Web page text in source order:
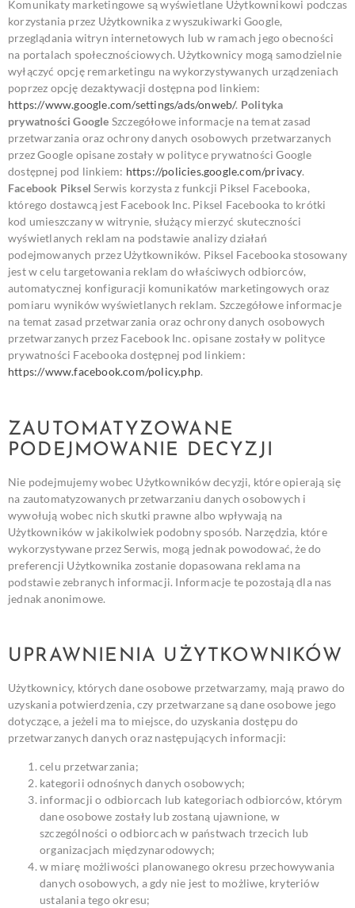
Komunikaty marketingowe są wyświetlane Użytkownikowi podczas
korzystania przez Użytkownika z wyszukiwarki Google,
przeglądania witryn internetowych lub w ramach jego obecności
na portalach społecznościowych. Użytkownicy mogą samodzielnie
wyłączyć opcję remarketingu na wykorzystywanych urządzeniach
poprzez opcję dezaktywacji dostępna pod linkiem:
https://www.google.com/settings/ads/onweb/. Polityka
prywatności Google Szczegółowe informacje na temat zasad
przetwarzania oraz ochrony danych osobowych przetwarzanych
przez Google opisane zostały w polityce prywatności Google
dostępnej pod linkiem: https://policies.google.com/privacy.
Facebook Piksel Serwis korzysta z funkcji Piksel Facebooka,
którego dostawcą jest Facebook Inc. Piksel Facebooka to krótki
kod umieszczany w witrynie, służący mierzyć skuteczności
wyświetlanych reklam na podstawie analizy działań
podejmowanych przez Użytkowników. Piksel Facebooka stosowany
jest w celu targetowania reklam do właściwych odbiorców,
automatycznej konfiguracji komunikatów marketingowych oraz
pomiaru wyników wyświetlanych reklam. Szczegółowe informacje
na temat zasad przetwarzania oraz ochrony danych osobowych
przetwarzanych przez Facebook Inc. opisane zostały w polityce
prywatności Facebooka dostępnej pod linkiem:
https://www.facebook.com/policy.php.
ZAUTOMATYZOWANE
PODEJMOWANIE DECYZJI
Nie podejmujemy wobec Użytkowników decyzji, które opierają się
na zautomatyzowanych przetwarzaniu danych osobowych i
wywołują wobec nich skutki prawne albo wpływają na
Użytkowników w jakikolwiek podobny sposób. Narzędzia, które
wykorzystywane przez Serwis, mogą jednak powodować, że do
preferencji Użytkownika zostanie dopasowana reklama na
podstawie zebranych informacji. Informacje te pozostają dla nas
jednak anonimowe.
UPRAWNIENIA UŻYTKOWNIKÓW
Użytkownicy, których dane osobowe przetwarzamy, mają prawo do
uzyskania potwierdzenia, czy przetwarzane są dane osobowe jego
dotyczące, a jeżeli ma to miejsce, do uzyskania dostępu do
przetwarzanych danych oraz następujących informacji:
celu przetwarzania;
kategorii odnośnych danych osobowych;
informacji o odbiorcach lub kategoriach odbiorców, którym
dane osobowe zostały lub zostaną ujawnione, w
szczególności o odbiorcach w państwach trzecich lub
organizacjach międzynarodowych;
w miarę możliwości planowanego okresu przechowywania
danych osobowych, a gdy nie jest to możliwe, kryteriów
ustalania tego okresu;